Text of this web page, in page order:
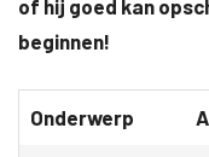
of hij goed kan
beginnen!
Onderwerp